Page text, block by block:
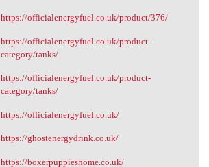
https://officialenergyfuel.co.uk/product/376/
https://officialenergyfuel.co.uk/product-
category/tanks/
https://officialenergyfuel.co.uk/product-
category/tanks/
https://officialenergyfuel.co.uk/
https://ghostenergydrink.co.uk/
https://boxerpuppieshome.co.uk/